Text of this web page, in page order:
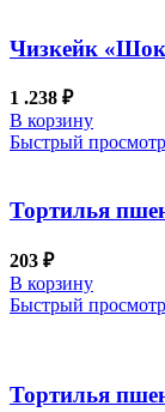
Чизкейк
1 .238 ₽
В корзину
Быстрый просмотр
Тортилья
203 ₽
В корзину
Быстрый просмотр
Тортилья